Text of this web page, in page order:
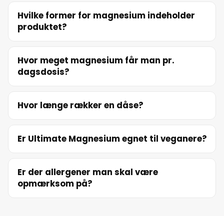
20. juni 2026
21. juni 2026
24. juni 2026
25. juni 2026
Hvilke former for magnesium indeholder
produktet?
Hvor meget magnesium får man pr.
dagsdosis?
Hvor længe rækker en dåse?
Er Ultimate Magnesium egnet til veganere?
Er der allergener man skal være
opmærksom på?